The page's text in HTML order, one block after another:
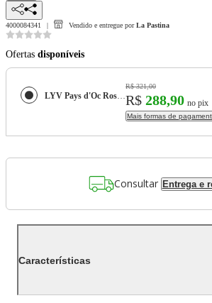
4000084341 Vendido e entregue por La Pastina
Ofertas disponíveis
LYV Pays d'Oc Rosé (1500ml)
R$ 321,00
R$ 288,90 no pix
Mais formas de
Consultar Entrega e
Características